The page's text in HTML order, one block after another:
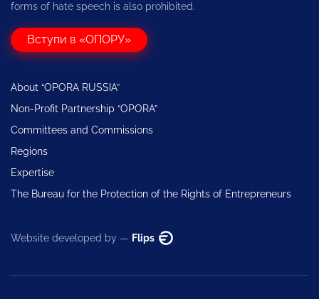
forms of hate speech is also prohibited.
Вступи в «ОПОРУ»
About “OPORA RUSSIA”
Non-Profit Partnership “OPORA”
Committees and Commissions
Regions
Expertise
The Bureau for the Protection of the Rights of Entrepreneurs
Website developed by — Flips